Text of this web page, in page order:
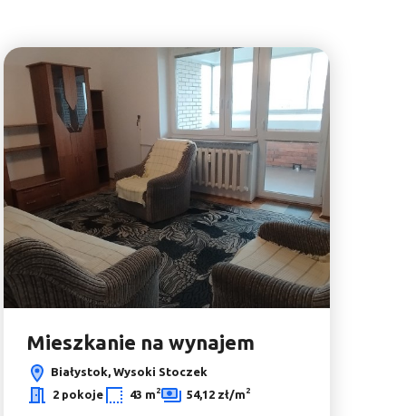
Leaflet|© OpenMapTiles
Dodaj do ulubionych
Mieszkanie na wynajem
Białystok, Wysoki Stoczek
2 pokoje
43 m2 54,12 zł/m2